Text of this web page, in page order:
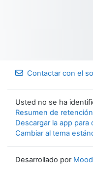
Contactar con el
Usted no se ha
Resumen de
Descargar la app
Cambiar al tema
Desarrollado por